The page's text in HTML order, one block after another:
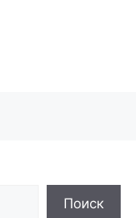
Поиск